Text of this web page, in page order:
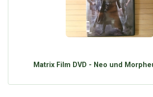
Matrix Film DVD - Neo und